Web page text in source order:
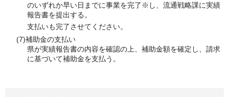
のいずれか早い日までに事業を完了※し、流通戦略課に実績
報告書を提出する。
支払いも完了させてください。
(7)補助金の支払い
県が実績報告書の内容を確認の上、補助金額を確定し、請求
に基づいて補助金を支払う。